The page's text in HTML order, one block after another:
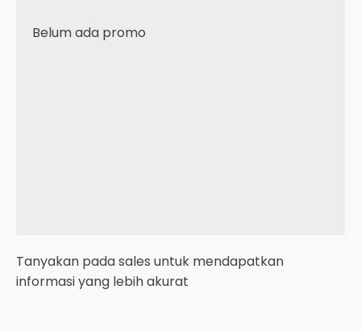
Belum ada promo
Tanyakan pada sales untuk mendapatkan
informasi yang lebih akurat